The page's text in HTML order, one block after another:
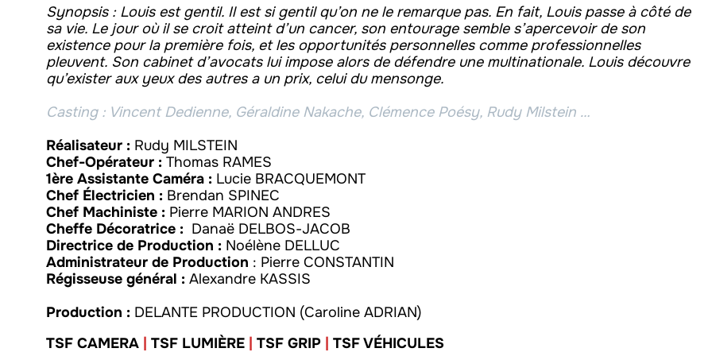
Synopsis : Louis est gentil. Il est si gentil qu’on ne le remarque pas. En fait, Louis passe à côté de
sa vie. Le jour où il se croit atteint d’un cancer, son entourage semble s’apercevoir de son
existence pour la première fois, et les opportunités personnelles comme professionnelles
pleuvent. Son cabinet d’avocats lui impose alors de défendre une multinationale. Louis découvre
qu’exister aux yeux des autres a un prix, celui du mensonge.
Casting : Vincent Dedienne, Géraldine Nakache, Clémence Poésy, Rudy Milstein …
Réalisateur : Rudy MILSTEIN
Chef-Opérateur : Thomas RAMES
1ère Assistante Caméra : Lucie BRACQUEMONT
Chef Électricien : Brendan SPINEC
Chef Machiniste : Pierre MARION ANDRES
Cheffe Décoratrice : Danaë DELBOS-JACOB
Directrice de Production : Noélène DELLUC
Administrateur de Production : Pierre CONSTANTIN
Régisseuse général : Alexandre KASSIS
Production : DELANTE PRODUCTION (Caroline ADRIAN)
TSF CAMERA
TSF LUMIÈRE TSF GRIP
TSF VÉHICULES